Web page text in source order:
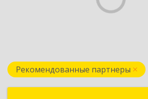
Рекомендованные партнеры